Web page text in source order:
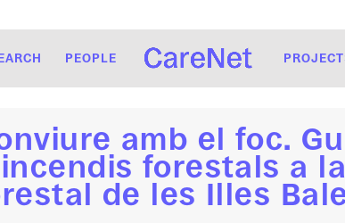
PEOPLE
amb el foc.
forestals a
de les Illes